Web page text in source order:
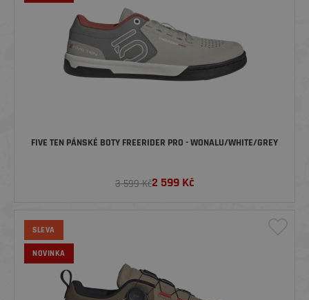
FIVE TEN PÁNSKÉ BOTY FREERIDER PRO - WONALU/WHITE/GREY
3 599 Kč2 599 Kč
SLEVA
NOVINKA